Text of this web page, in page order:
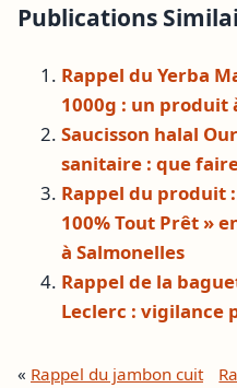
Publications
Rappel du Yerba
1000g : un produit
Saucisson halal
sanitaire : que
Rappel du produit
100% Tout Prêt »
à Salmonelles
Rappel de la
Leclerc : vigilance
« Rappel du jambon cuit